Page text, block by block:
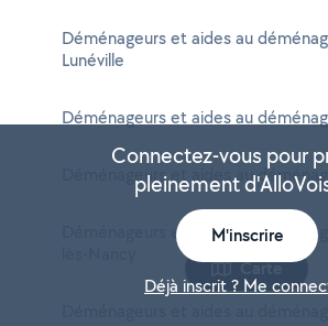
Déménageurs et aides au
Lunéville
Déménageurs et aides au
Déménageurs et aides au
Déménageurs et aides au
Carte
Connectez-vous pour
pleinement
M'inscrire
Déjà inscrit ? Me